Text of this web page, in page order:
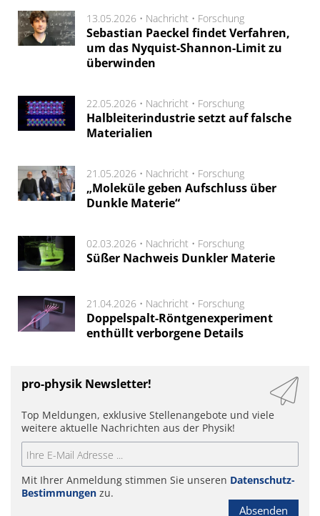
13.05.2026 • Nachricht • Forschung
Sebastian Paeckel findet Verfahren,
um das Nyquist-Shannon-Limit zu
überwinden
22.05.2026 • Nachricht • Forschung
Halbleiterindustrie setzt auf falsche
Materialien
21.05.2026 • Nachricht • Forschung
„Moleküle geben Aufschluss über
Dunkle Materie“
02.03.2026 • Nachricht • Forschung
Süßer Nachweis Dunkler Materie
21.04.2026 • Nachricht • Forschung
Doppelspalt-Röntgenexperiment
enthüllt verborgene Details
pro-physik Newsletter!
Top Meldungen, exklusive Stellenangebote und viele
weitere aktuelle Nachrichten aus der Physik!
Mit Ihrer Anmeldung stimmen Sie unseren Datenschutz-
Bestimmungen zu.
Absenden